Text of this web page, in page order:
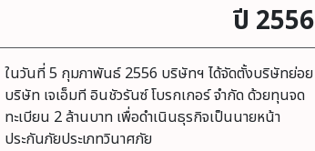
ปี 2556
ในวันที่ 5 กุมภาพันธ์ 2556 บริษัทฯ ได้จัดตั้งบริษัทย่อย
บริษัท เจเอ็มที อินชัวรันซ์ โบรกเกอร์ จำกัด ด้วยทุนจด
ทะเบียน 2 ล้านบาท เพื่อดำเนินธุรกิจเป็นนายหน้า
ประกันภัยประเภทวินาศภัย